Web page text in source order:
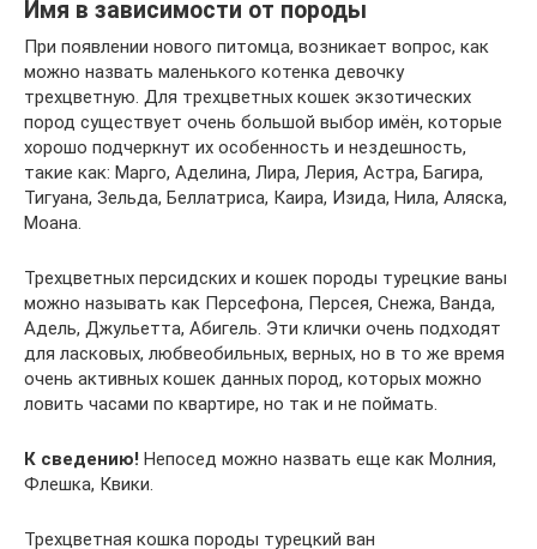
Имя в зависимости от породы
При появлении нового питомца, возникает вопрос, как
можно назвать маленького котенка девочку
трехцветную. Для трехцветных кошек экзотических
пород существует очень большой выбор имён, которые
хорошо подчеркнут их особенность и нездешность,
такие как: Марго, Аделина, Лира, Лерия, Астра, Багира,
Тигуана, Зельда, Беллатриса, Каира, Изида, Нила, Аляска,
Моана.
Трехцветных персидских и кошек породы турецкие ваны
можно называть как Персефона, Персея, Снежа, Ванда,
Адель, Джульетта, Абигель. Эти клички очень подходят
для ласковых, любвеобильных, верных, но в то же время
очень активных кошек данных пород, которых можно
ловить часами по квартире, но так и не поймать.
К сведению! Непосед можно назвать еще как Молния,
Флешка, Квики.
Трехцветная кошка породы турецкий ван